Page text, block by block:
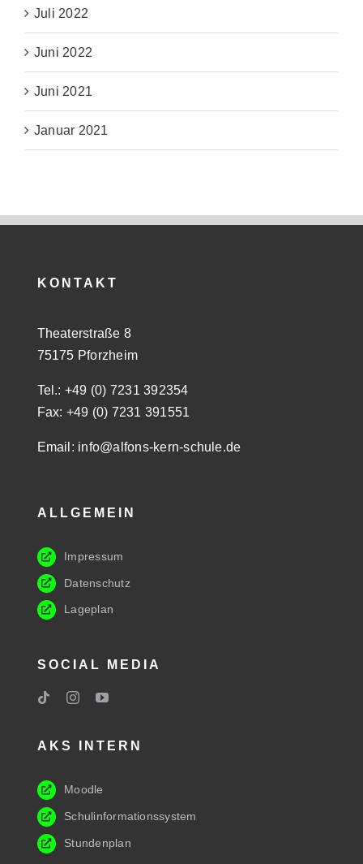
Juli 2022
Juni 2022
Juni 2021
Januar 2021
KONTAKT
Theaterstraße 8
75175 Pforzheim
Tel.: +49 (0) 7231 392354
Fax: +49 (0) 7231 391551
Email: info@alfons-kern-schule.de
ALLGEMEIN
Impressum
Datenschutz
Lageplan
SOCIAL MEDIA
AKS INTERN
Moodle
Schulinformationssystem
Stundenplan